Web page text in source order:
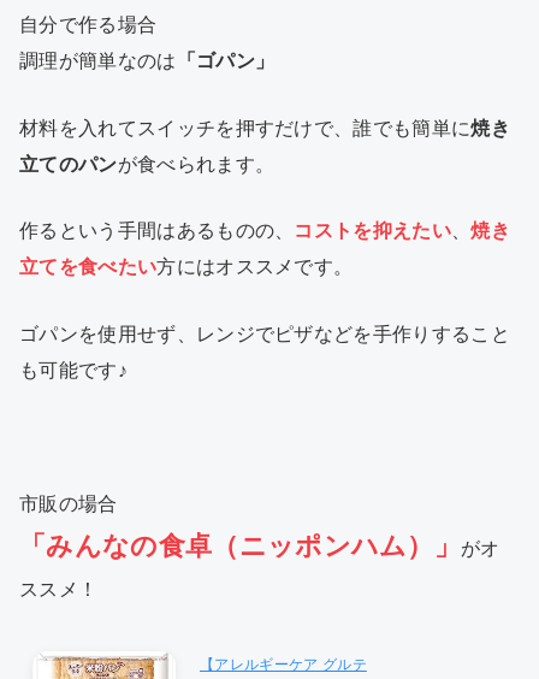
自分で作る場合
調理が簡単なのは 「ゴパン」
材料を入れてスイッチを押すだけで、誰でも簡単に焼き
立てのパンが食べられます。
作るという手間はあるものの、 コストを抑えたい、焼き
立てを食べたい方にはオススメです。
ゴパンを使用せず、レンジでピザなどを手作りすること
も可能です♪
市販の場合
「みんなの食卓（ニッポンハム）」
がオ
ススメ！
【アレルギーケア グルテ